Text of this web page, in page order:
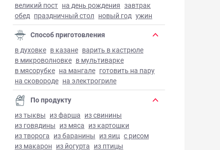
великий пост на день рождения завтрак
обед праздничный стол новый год ужин
Способ приготовления
в духовке в казане варить в кастрюле
в микроволновке в мультиварке
в мясорубке на мангале готовить на пару
на сковороде на электрогриле
По продукту
из тыквы из фарша из свинины
из говядины из мяса из картошки
из творога из баранины из яиц с рисом
из макарон из йогурта из птицы